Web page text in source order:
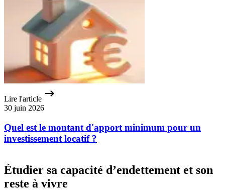
Lire l'article
30 juin 2026
Quel est le montant d'apport minimum pour un
investissement locatif ?
Étudier sa capacité d’endettement et son
reste à vivre